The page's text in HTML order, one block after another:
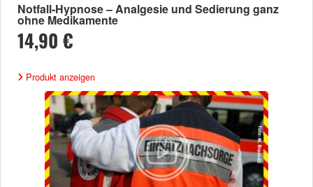
Notfall-Hypnose – Analgesie und Sedierung ganz
ohne Medikamente
14,90 €
Produkt anzeigen